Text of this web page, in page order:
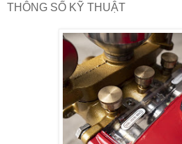
THÔNG SỐ KỸ THUẬT